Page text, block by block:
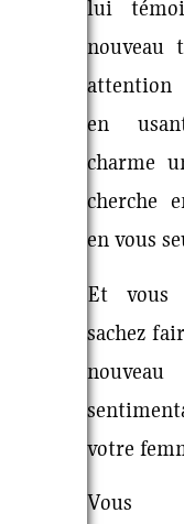
lui
nouveau
en
charme
cherche
en vous
Et vous
sachez
votre
Vous